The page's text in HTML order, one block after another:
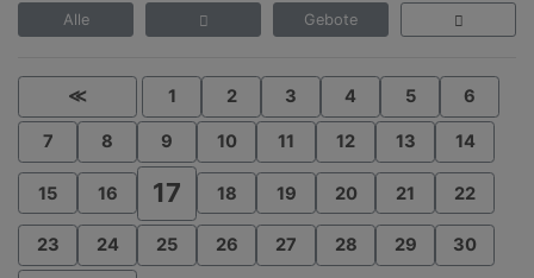
Alle Gebote
≪ 1 2 3 4 5 6
7 8 9 10 11 12 13 14
15 16 17 18 19 20 21 22
23 24 25 26 27 28 29 30